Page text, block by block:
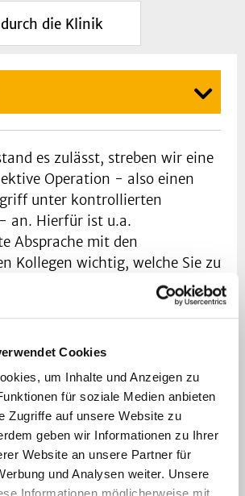
Cookies
um Inhalte und Anzeigen zu
für soziale Medien anbieten
Zugriffe auf unsere Website zu
geben wir Informationen zu Ihrer
Website an unsere Partner für
und Analysen weiter. Unsere
die Klinik
es zulässt, streben wir eine
Operation - also einen
unter kontrollierten
an. Hierfür ist u.a.
Absprache mit den
Kollegen wichtig, welche Sie zu
zur Aufnahme in unserer
sein, so dass Sie nach
operiert werden können.
Notfälle, die in der
vorkommen, zu einer
planbaren Operationen